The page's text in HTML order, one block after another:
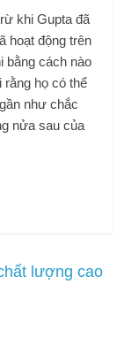
khi Gupta đã
hoạt động trên
bằng cách nào
họ có thể
như chắc
nửa sau của
lượng cao